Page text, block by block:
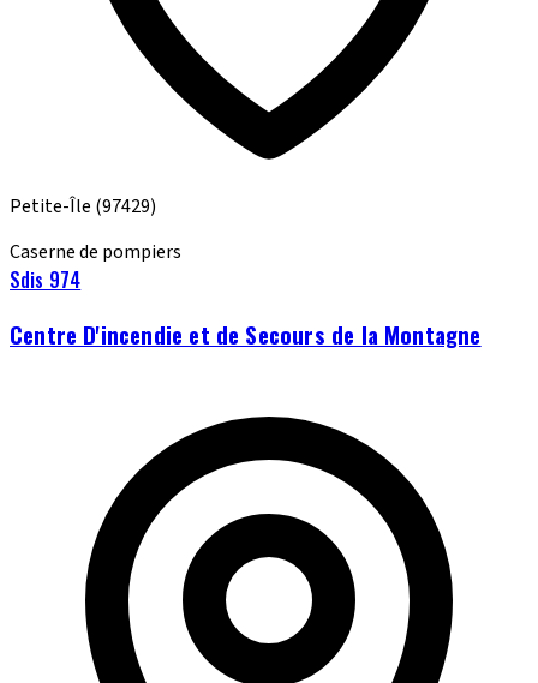
Petite-Île (97429)
Caserne de pompiers
Sdis 974
Centre D'incendie et de Secours de la Montagne